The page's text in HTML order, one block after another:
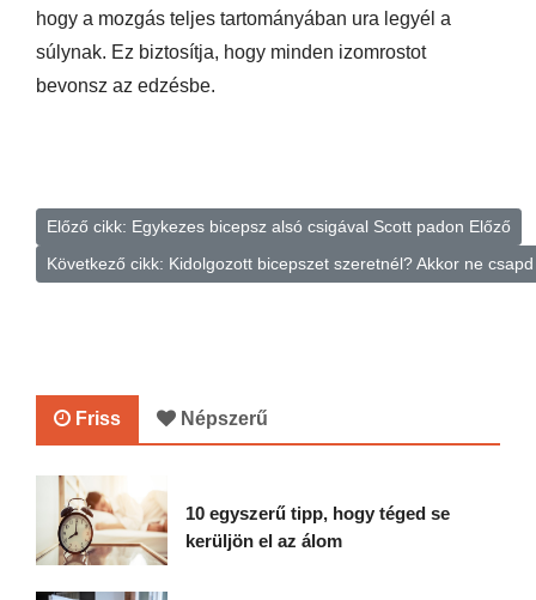
hogy a mozgás teljes tartományában ura legyél a
súlynak. Ez biztosítja, hogy minden izomrostot
bevonsz az edzésbe.
Előző cikk: Egykezes bicepsz alsó csigával Scott padon Előző
Következő cikk: Kidolgozott bicepszet szeretnél? Akkor ne
Friss Népszerű
10 egyszerű tipp, hogy téged se
kerüljön el az álom